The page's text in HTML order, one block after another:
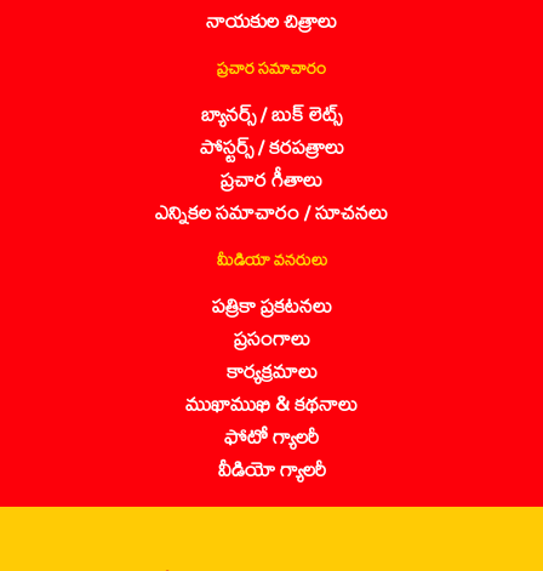
నాయకుల చిత్రాలు
ప్రచార సమాచారం
బ్యానర్స్ / బుక్ లెట్స్
పోస్టర్స్ / కరపత్రాలు
ప్రచార గీతాలు
ఎన్నికల సమాచారం / సూచనలు
మీడియా వనరులు
పత్రికా ప్రకటనలు
ప్రసంగాలు
కార్యక్రమాలు
ముఖాముఖి & కథనాలు
ఫోటో గ్యాలరీ
వీడియో గ్యాలరీ